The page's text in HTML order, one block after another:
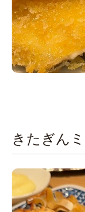
きたぎん